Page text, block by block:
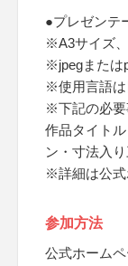
●プレゼンテ
※A3サイズ
※jpegまたは
※使用言語は
※下記の必
作品タイト
ン・寸法入
※詳細は公式
参加方法
公式ホーム